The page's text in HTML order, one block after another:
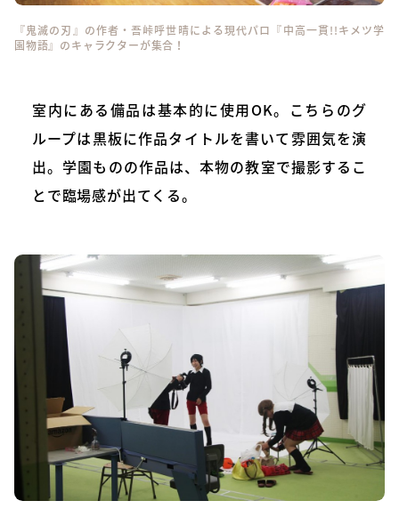
『鬼滅の刃』の作者・吾峠呼世晴による現代パロ『中高一貫!!キメツ学
園物語』のキャラクターが集合！
室内にある備品は基本的に使用OK。こちらのグ
ループは黒板に作品タイトルを書いて雰囲気を演
出。学園ものの作品は、本物の教室で撮影するこ
とで臨場感が出てくる。